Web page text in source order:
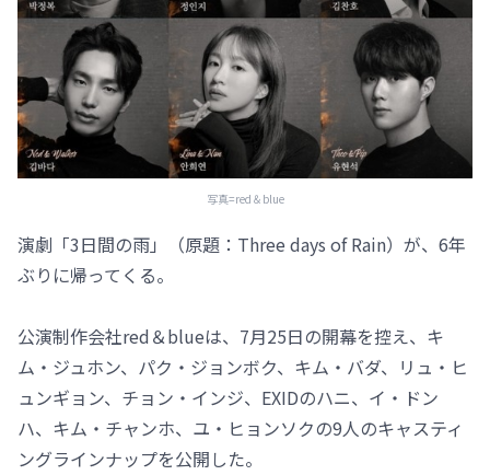
写真=red＆blue
演劇「3日間の雨」（原題：Three days of Rain）が、6年
ぶりに帰ってくる。
公演制作会社red＆blueは、7月25日の開幕を控え、キ
ム・ジュホン、パク・ジョンボク、キム・バダ、リュ・ヒ
ュンギョン、チョン・インジ、EXIDのハニ、イ・ドン
ハ、キム・チャンホ、ユ・ヒョンソクの9人のキャスティ
ングラインナップを公開した。